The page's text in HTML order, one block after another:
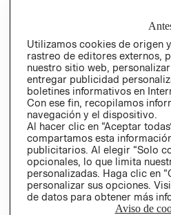
Y ÉTICA
Colombia ($)
CAMBIAR REGIÓN
Utilizamos cookies de origen
rastreo de editores externos,
nuestro sitio web,
entregar publicidad
boletines informativos en
Con ese fin, recopilamos
navegación y el dispositivo.
Al hacer clic en “Aceptar
compartamos esta
publicitarios. Al elegir “Solo
opcionales, lo que limita
personalizadas. Haga clic en
personalizar sus opciones.
de datos para obtener más
Aviso de